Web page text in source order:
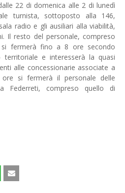
22 di domenica alle 2 di lunedì
turnista, sottoposto alla 146,
radio e gli ausiliari alla viabilità,
Il resto del personale, compreso
fermerà fino a 8 ore secondo
e interesserà la quasi
alle concessionarie associate a
si fermerà il personale delle
Federreti, compreso quello di